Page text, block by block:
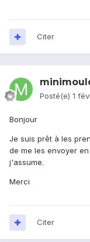
Citer
Posté(e) 1
Bonjour
Je suis prêt à les
de me les envoyer
j'assume.
Merci
Citer